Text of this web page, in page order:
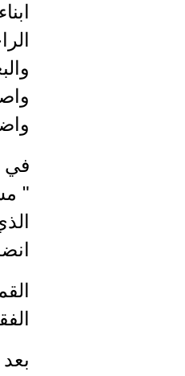
في
"